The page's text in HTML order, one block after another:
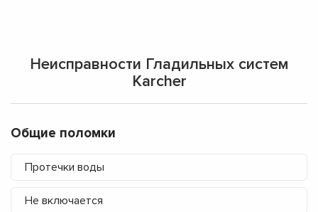
Неисправности Гладильных систем
Karcher
Общие поломки
Протечки воды
Не включается